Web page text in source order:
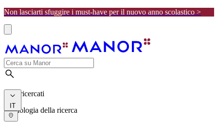
Non lasciarti sfuggire i must-have per il nuovo anno scolastico >
I più ricercati
Cronologia della ricerca
IT